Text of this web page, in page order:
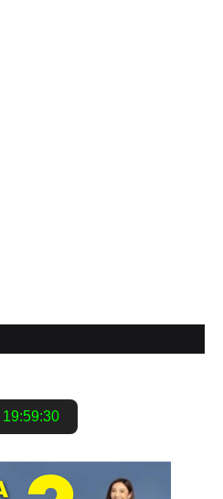
19:59:31